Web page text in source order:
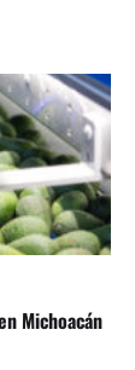
Michoacán